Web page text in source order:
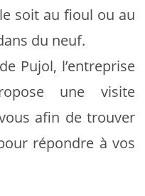
soit au fioul ou au
du neuf.
Pujol, l’entreprise
une visite
afin de trouver
répondre à vos